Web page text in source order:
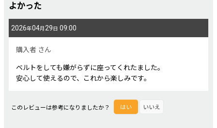
よかった
2026年04月 29日 09:00
購入者 さん
ベルトをしても嫌がらずに座ってくれたました。
安心して使えるので、これから楽しみです。
このレビューは参考になりましたか？ はい いいえ